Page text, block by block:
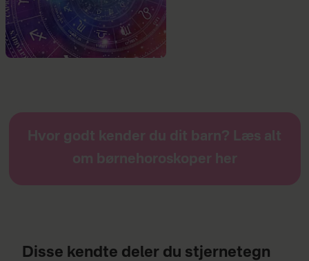
Hvor godt kender du dit barn? Læs alt
om børnehoroskoper her
Disse kendte deler du stjernetegn